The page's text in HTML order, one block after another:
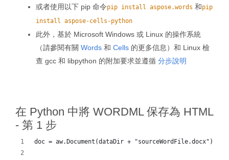
或者使用以下 pip 命令pip install aspose.words 和pip
install aspose-cells-python
此外，基於 Microsoft Windows 或 Linux 的操作系統
（請參閱有關 Words 和 Cells 的更多信息）和 Linux 檢
查 gcc 和 libpython 的附加要求並遵循 分步說明
在 Python 中將 WORDML 保存為 HTML
- 第 1 步
doc = aw.Document(dataDir + "sourceWordFile.docx")